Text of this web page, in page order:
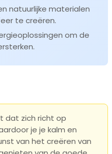
natuurlijke materialen
te creëren.
om de
dat zich richt op
je je kalm en
van het creëren van